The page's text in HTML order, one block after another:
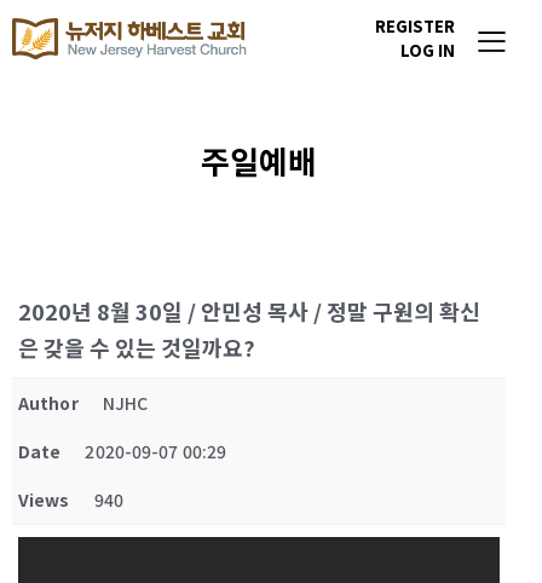
REGISTER
LOG IN
주일예배
2020년 8월 30일 / 안민성 목사 / 정말 구원의 확신
은 갖을 수 있는 것일까요?
Author
NJHC
Date
2020-09-07 00:29
Views
940